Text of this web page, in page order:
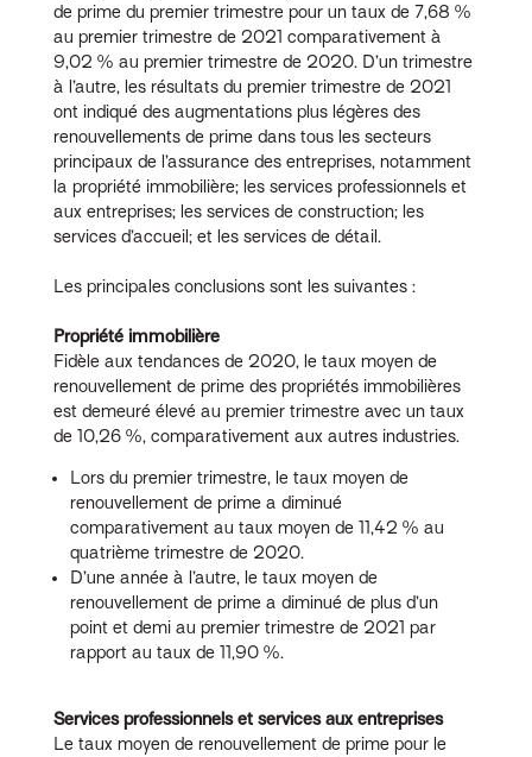
de prime du premier trimestre pour un taux de 7,68 %
au premier trimestre de 2021 comparativement à
9,02 % au premier trimestre de 2020. D’un trimestre
à l’autre, les résultats du premier trimestre de 2021
ont indiqué des augmentations plus légères des
renouvellements de prime dans tous les secteurs
principaux de l’assurance des entreprises, notamment
la propriété immobilière; les services professionnels et
aux entreprises; les services de construction; les
services d’accueil; et les services de détail.
Les principales conclusions sont les suivantes :
Propriété immobilière
Fidèle aux tendances de 2020, le taux moyen de
renouvellement de prime des propriétés immobilières
est demeuré élevé au premier trimestre avec un taux
de 10,26 %, comparativement aux autres industries.
Lors du premier trimestre, le taux moyen de
renouvellement de prime a diminué
comparativement au taux moyen de 11,42 % au
quatrième trimestre de 2020.
D’une année à l’autre, le taux moyen de
renouvellement de prime a diminué de plus d’un
point et demi au premier trimestre de 2021 par
rapport au taux de 11,90 %.
Services professionnels et services aux entreprises
Le taux moyen de renouvellement de prime pour le